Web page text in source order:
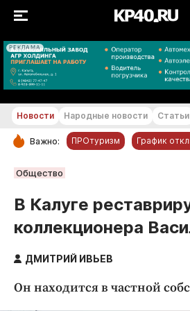
РЕКЛАМА
РУБРИКИ
Новости компаний
Статьи
Народные новости
Новости Народные новости Статьи
Важно: ПРОтуризм График
Общество
В Калуге
коллекционера
ДМИТРИЙ ИВЬЕВ
Он находится в частной